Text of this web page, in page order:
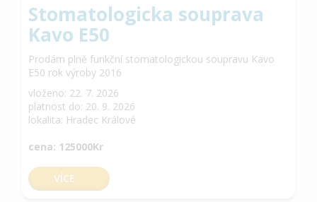
Stomatologicka souprava
Kavo E50
Prodám plně funkční stomatologickou soupravu Kavo
E50 rok výroby 2016
vloženo: 22. 7. 2026
platnost do: 20. 9. 2026
lokalita: Hradec Králové
cena: 125000Kr
VÍCE